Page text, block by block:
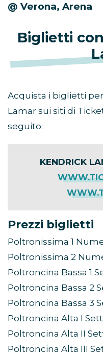
@ Verona, Arena
Biglietti
Acquista i biglietti
Lamar sui siti di
seguito:
KENDRICK
Prezzi biglietti
Poltronissima 1
Poltronissima 2
Poltroncina Bassa 1
Poltroncina Bassa 2
Poltroncina Bassa 3
Poltroncina Alta I
Poltroncina Alta II
Poltroncina Alta III